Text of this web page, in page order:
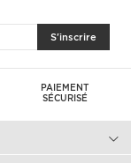
S'inscrire
PAIEMENT
SÉCURISÉ